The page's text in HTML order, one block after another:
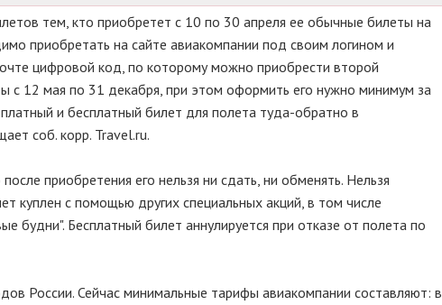
тем, кто приобретет с 10 по 30 апреля ее обычные билеты на
приобретать на сайте авиакомпании под своим логином и
цифровой код, по которому можно приобрести второй
с 12 мая по 31 декабря, при этом оформить его нужно минимум за
и бесплатный билет для полета туда-обратно в
соб. корр. Travel.ru.
приобретения его нельзя ни сдать, ни обменять. Нельзя
куплен с помощью других специальных акций, в том числе
будни". Бесплатный билет аннулируется при отказе от полета по
России. Сейчас минимальные тарифы авиакомпании составляют: в